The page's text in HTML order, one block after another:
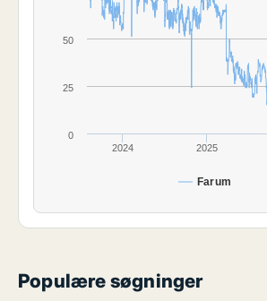
Farum
2024 2025
0
25
50
Populære søgninger